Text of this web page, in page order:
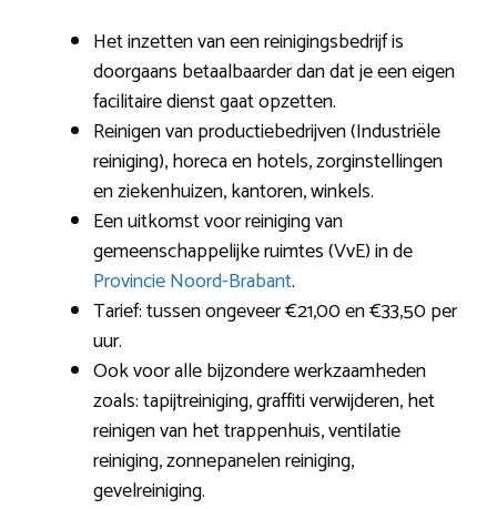
Het inzetten van een reinigingsbedrijf is
doorgaans betaalbaarder dan dat je een eigen
facilitaire dienst gaat opzetten.
Reinigen van productiebedrijven (Industriële
reiniging), horeca en hotels, zorginstellingen
en ziekenhuizen, kantoren, winkels.
Een uitkomst voor reiniging van
gemeenschappelijke ruimtes (VvE) in de
Provincie Noord-Brabant.
Tarief: tussen ongeveer €21,00 en €33,50 per
uur.
Ook voor alle bijzondere werkzaamheden
zoals: tapijtreiniging, graffiti verwijderen, het
reinigen van het trappenhuis, ventilatie
reiniging, zonnepanelen reiniging,
gevelreiniging.